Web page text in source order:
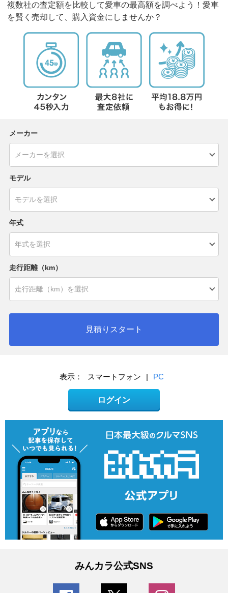
複数社の査定額を比較して愛車の最高額を調べよう！愛車
を賢く売却して、購入資金にしませんか？
メーカー
モデル
年式
走行距離（km）
見積りスタート
表示： スマートフォン | PC
ログイン
みんカラ公式SNS